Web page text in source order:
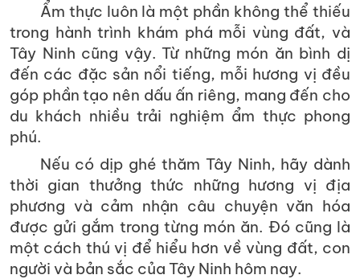
Ẩm thực luôn là một phần không thể thiếu
trong hành trình khám phá mỗi vùng đất, và
Tây Ninh cũng vậy. Từ những món ăn bình dị
đến các đặc sản nổi tiếng, mỗi hương vị đều
góp phần tạo nên dấu ấn riêng, mang đến cho
du khách nhiều trải nghiệm ẩm thực phong
phú.
Nếu có dịp ghé thăm Tây Ninh, hãy dành
thời gian thưởng thức những hương vị địa
phương và cảm nhận câu chuyện văn hóa
được gửi gắm trong từng món ăn. Đó cũng là
một cách thú vị để hiểu hơn về vùng đất, con
người và bản sắc của Tây Ninh hôm nay.